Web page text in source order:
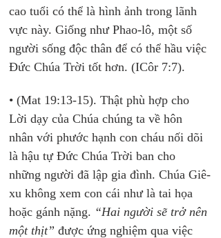
cao tuổi có thể là hình ảnh trong lãnh
vực này. Giống như Phao-lô, một số
người sống độc thân để có thể hầu việc
Đức Chúa Trời tốt hơn. (ICôr 7:7).
• (Mat 19:13-15). Thật phù hợp cho
Lời dạy của Chúa chúng ta về hôn
nhân với phước hạnh con cháu nối dõi
là hậu tự Đức Chúa Trời ban cho
những người đã lập gia đình. Chúa Giê-
xu không xem con cái như là tai họa
hoặc gánh nặng. “Hai người sẽ trở nên
một thịt” được ứng nghiệm qua việc